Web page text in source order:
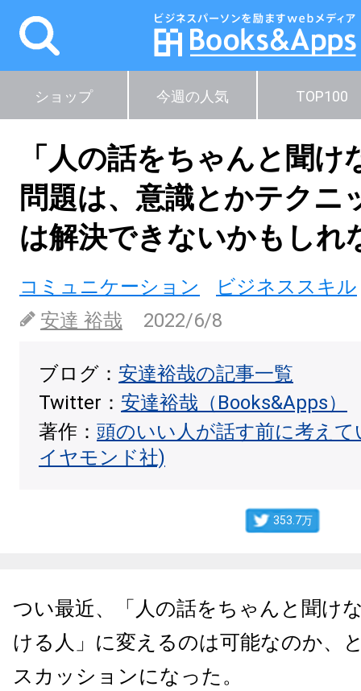
ショップ 今週の人気 TOP100
「人の話をちゃんと聞け
問題は、意識とかテクニ
は解決できないかもしれ
コミュニケーション
ビジネススキル
安達 裕哉
2022/6/8
ブログ： 安達裕哉の記事一覧
Twitter： 安達裕哉（Books&Apps）
著作： 頭のいい人が話す前に考え
イヤモンド社)
353.7万
つい最近、「人の話をちゃんと聞け
ける人」に変えるのは可能なのか、
スカッションになった。